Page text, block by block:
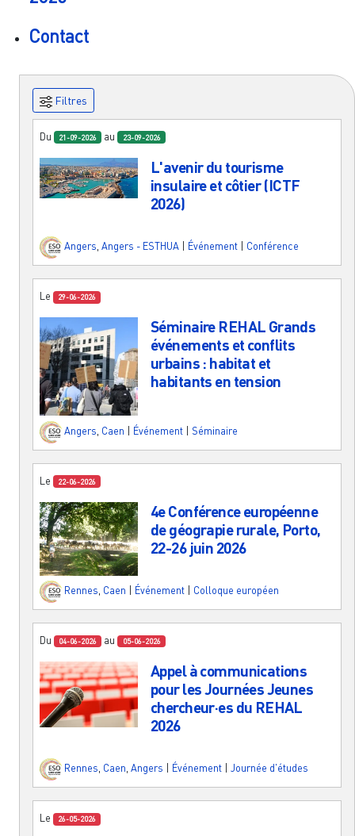
Contact
Filtres
Du 21-09-2026 au 23-09-2026
L'avenir du tourisme
insulaire et côtier (ICTF
2026)
Angers, Angers - ESTHUA Événement Conférence
Le 29-06-2026
Séminaire REHAL Grands
événements et conflits
urbains : habitat et
habitants en tension
Angers Caen Événement Séminaire
Le 22-06-2026
4e Conférence européenne
de géograpie rurale, Porto,
22-26 juin 2026
Rennes Caen Événement Colloque européen
Du 04-06-2026 au 05-06-2026
Appel à communications
pour les Journées Jeunes
chercheur·es du REHAL
2026
Rennes, Caen, Angers Événement Journée d'études
Le 26-05-2026